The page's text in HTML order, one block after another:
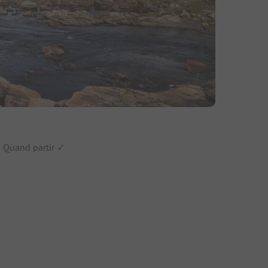
Quand partir ✓